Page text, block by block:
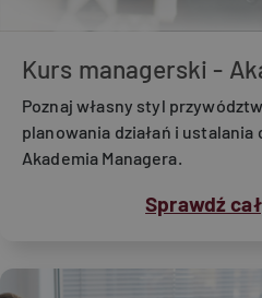
Kurs managerski -
Poznaj własny styl
planowania działań i
Akademia Managera.
Sprawdź